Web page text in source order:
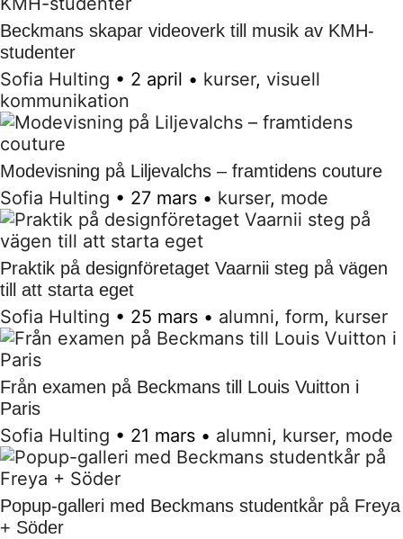
Beckmans skapar videoverk till musik av KMH-
studenter
Sofia Hulting • 2 april • kurser, visuell
kommunikation
Modevisning på Liljevalchs – framtidens couture
Sofia Hulting • 27 mars • kurser, mode
Praktik på designföretaget Vaarnii steg på vägen
till att starta eget
Sofia Hulting • 25 mars • alumni, form, kurser
Från examen på Beckmans till Louis Vuitton i
Paris
Sofia Hulting • 21 mars • alumni, kurser, mode
Popup-galleri med Beckmans studentkår på Freya
+ Söder